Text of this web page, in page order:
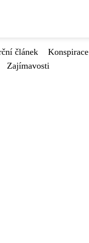
článek Konspirace
Zajímavosti